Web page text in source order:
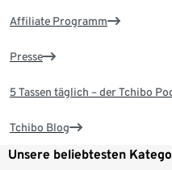
Affiliate Programm
Presse
5 Tassen täglich – der Tchibo
Tchibo Blog
Unsere beliebtesten